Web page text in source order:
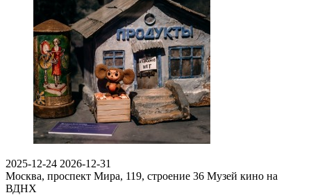
2025-12-24 2026-12-31
Москва, проспект Мира, 119, строение 36 Музей кино на
ВДНХ